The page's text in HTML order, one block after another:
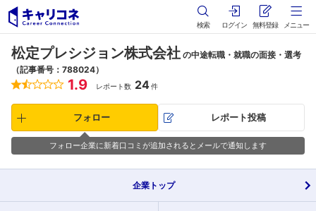
検索 ログイン 無料登録 メニュー
松定プレシジョン株式会社 の中途転職・就職の面接・選考
（記事番号：788024）
1.9 レポート数 24件
フォロー レポート投稿
フォロー企業に新着口コミが追加されるとメールで通知します
企業 トップ